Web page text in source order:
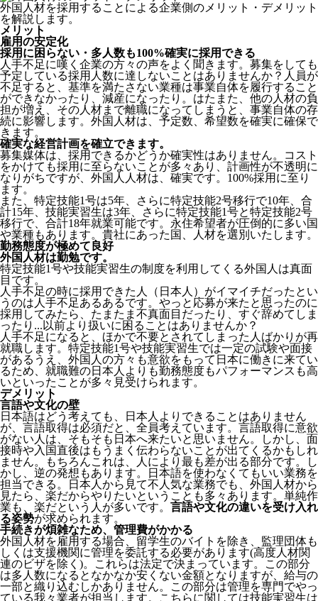
外国人材を採用することによる企業側のメリット・デメリット
を解説します。
メリット
雇用の安定化
採用に困らない・多人数も100%確実に採用できる
人手不足に嘆く企業の方々の声をよく聞きます。募集をしても
予定している採用人数に達しないことはありませんか？人員が
不足すると、基準を満たさない業種は事業自体を履行すること
ができなかったり、減産になったり。はたまた、他の人材の負
担が増え、その人材まで離職になってしまうと、事業自体の存
続に影響します。 外国人材は、予定数、希望数を確実に確保で
きます。
確実な経営計画を確立できます。
募集媒体は、採用できるかどうか確実性はありません。コスト
をかけても採用に至らないことが多々あり、計画性が不透明に
なりがちですが、外国人人材は、確実です。100%採用に至り
ます。
また、特定技能1号は5年、さらに特定技能2号移行で10年、合
計15年、技能実習生は3年、さらに特定技能1号と特定技能2号
移行で、合計18年就業可能です。永住希望者が圧倒的に多い国
や業種もあります。貴社にあった国、人材を選別いたします。
勤務態度が極めて良好
外国人材は勤勉です。
特定技能1号や技能実習生の制度を利用してくる外国人は真面
目 です。
人手不足の時に採用できた人（日本人）がイマイチだったとい
うのは人手不足あるあるです。やっと応募が来たと思ったのに
採用してみたら、たまたま不真面目だったり、すぐ辞めてしま
ったり...以前より扱いに困ることはありませんか？
人手不足になると、ほかで不要とされてしまった人ばかりが再
就職します。特定技能1号や技能実習生では一定の試験や面接
があるうえ、外国人の方々も意欲をもって日本に働きに来てい
るため、就職難の日本人よりも勤務態度もパフォーマンスも高
いといったことが多々見受けられます。
デメリット
言語や文化の壁
日本語はどう考えても、日本人よりできることはありません
が、言語取得は必須だと、全員考えています。言語取得に意欲
がない人は、そもそも日本へ来たいと思いません。しかし、面
接時や入国直後はもうまく伝わらないことが出てくるかもしれ
ません。
もちろんこれは、人により最も差が出る部分です。し
かし、逆の発想もあります。日本語を使わなくてもいい業務を
担当できる。日本人から見て不人気な業務でも、外国人材から
見たら、楽だからやりたいということも多々あります。単純作
業も、楽だという人が多いです。 言語や文化の違いを受け入れ
る姿勢が求められます。
手続きが煩雑なため、管理費がかかる
外国人材を雇用する場合、留学生のバイトを除き、 監理団体も
しくは支援機関に管理を委託する必要があります(高度人材関
連のビザを除く)。これらは法定で決まっています。この部分
は多人数になるとなかなか安くない金額となりますが、給与の
一部と織り込むしかありません。この部分は管理を専門でやっ
ている我々業者が担当します。こちらに関しては技能実習生は